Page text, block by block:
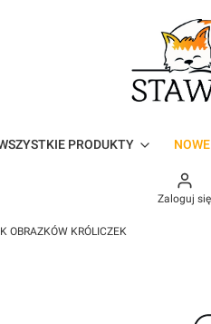
PRODUKTY
Zaloguj się
OBRAZKÓW KRÓLICZEK